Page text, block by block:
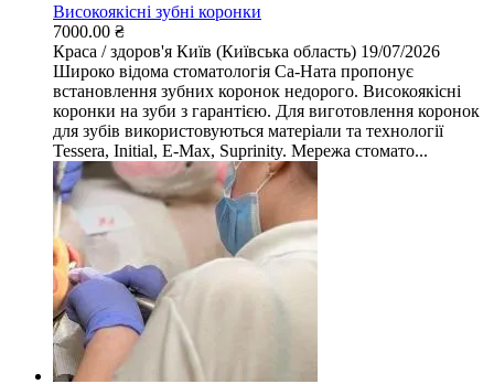
Високоякісні зубні коронки
7000.00 ₴
Краса / здоров'я Київ (Київська область) 19/07/2026
Широко відома стоматологія Са-Ната пропонує
встановлення зубних коронок недорого. Високоякісні
коронки на зуби з гарантією. Для виготовлення коронок
для зубів використовуються матеріали та технології
Tessera, Initial, E-Max, Suprinity. Мережа стомато...